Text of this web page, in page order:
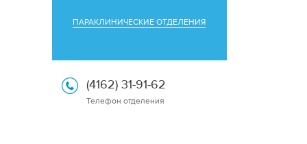
ПАРАКЛИНИЧЕСКИЕ ОТДЕЛЕНИЯ
(4162) 31-91-62
Телефон отделения